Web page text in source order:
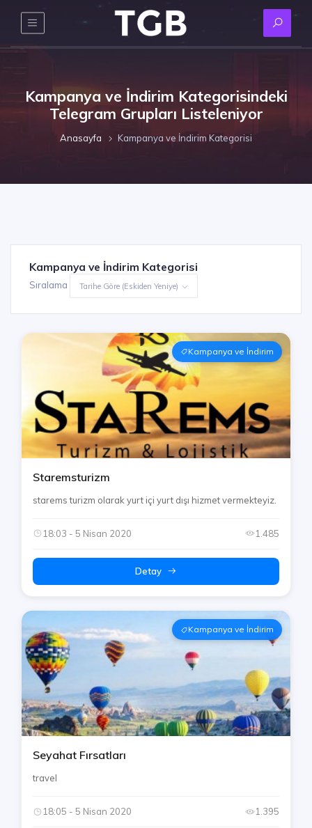
Kampanya ve İndirim Kategorisindeki
Telegram Grupları Listeleniyor
Anasayfa Kampanya ve İndirim Kategorisi
Kampanya ve İndirim Kategorisi
Sıralama Tarihe Göre (Eskiden Yeniye)
Kampanya ve İndirim
Staremsturizm
starems turizm olarak yurt içi yurt dışı hizmet vermekteyiz.
18:03 - 5 Nisan 2020 1.485
Detay
Kampanya ve İndirim
Seyahat Fırsatları
travel
18:05 - 5 Nisan 2020 1.395